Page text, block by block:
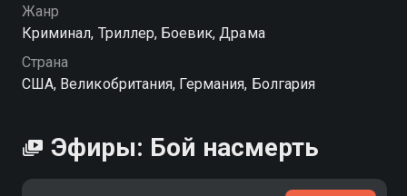
организованной преступностью…
Жанр
Криминал, Триллер, Боевик, Драма
Страна
США, Великобритания, Германия, Болгария
Эфиры: Бой насмерть